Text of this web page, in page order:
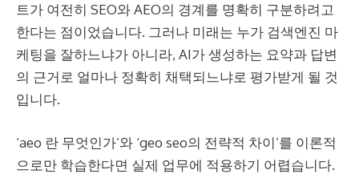
트가 여전히 SEO와 AEO의 경계를 명확히 구분하려고
한다는 점이었습니다. 그러나 미래는 누가 검색엔진 마
케팅을 잘하느냐가 아니라, AI가 생성하는 요약과 답변
의 근거로 얼마나 정확히 채택되느냐로 평가받게 될 것
입니다.
‘aeo 란 무엇인가’와 ‘geo seo의 전략적 차이’를 이론적
으로만 학습한다면 실제 업무에 적용하기 어렵습니다.